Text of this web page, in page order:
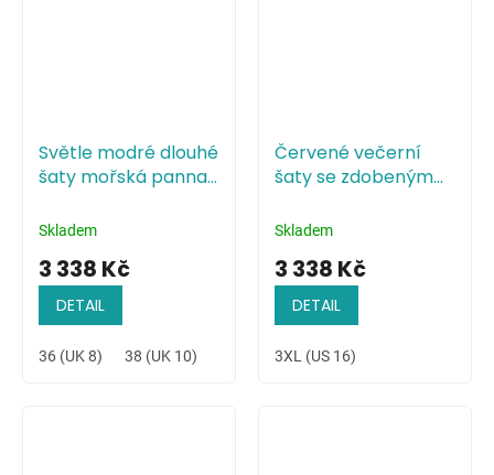
Světle modré dlouhé
šaty mořská panna
Skladem
3 338 Kč
DETAIL
36 (UK 8) 38 (UK 10) 40 (UK 12) 42 (UK 14)
Červené večerní
šaty se zdobeným
Skladem
3 338 Kč
DETAIL
3XL (US 16)